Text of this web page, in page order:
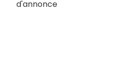
d'annonce